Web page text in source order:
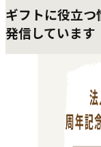
ギフトに役立つ
発信しています